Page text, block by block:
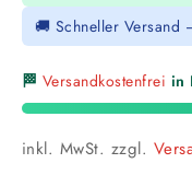
🚚 Schneller Versand
🏁 Versandkostenfrei in
inkl. MwSt. zzgl.